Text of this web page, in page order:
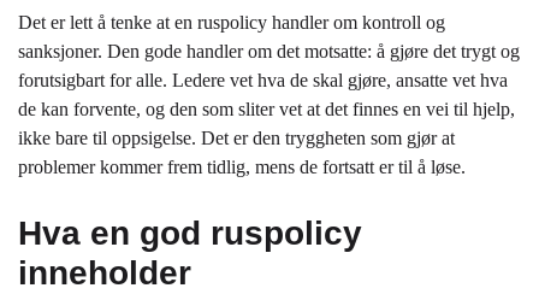
Det er lett å tenke at en ruspolicy handler om kontroll og
sanksjoner. Den gode handler om det motsatte: å gjøre det trygt og
forutsigbart for alle. Ledere vet hva de skal gjøre, ansatte vet hva
de kan forvente, og den som sliter vet at det finnes en vei til hjelp,
ikke bare til oppsigelse. Det er den tryggheten som gjør at
problemer kommer frem tidlig, mens de fortsatt er til å løse.
Hva en god ruspolicy
inneholder